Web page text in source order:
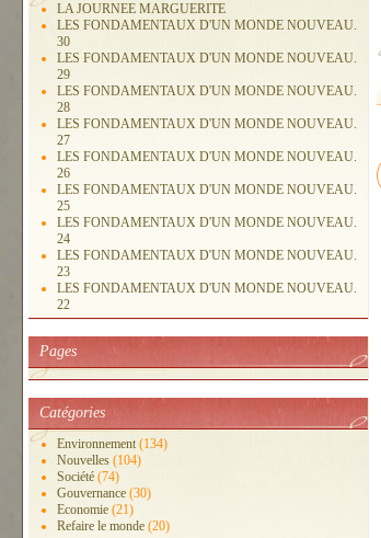
LA JOURNEE MARGUERITE
LES FONDAMENTAUX D'UN MONDE NOUVEAU.
30
LES FONDAMENTAUX D'UN MONDE NOUVEAU.
29
LES FONDAMENTAUX D'UN MONDE NOUVEAU.
28
LES FONDAMENTAUX D'UN MONDE NOUVEAU.
27
LES FONDAMENTAUX D'UN MONDE NOUVEAU.
26
LES FONDAMENTAUX D'UN MONDE NOUVEAU.
25
LES FONDAMENTAUX D'UN MONDE NOUVEAU.
24
LES FONDAMENTAUX D'UN MONDE NOUVEAU.
23
LES FONDAMENTAUX D'UN MONDE NOUVEAU.
22
Pages
Catégories
Environnement (134)
Nouvelles (104)
Société (74)
Gouvernance (30)
Economie (21)
Refaire le monde (20)